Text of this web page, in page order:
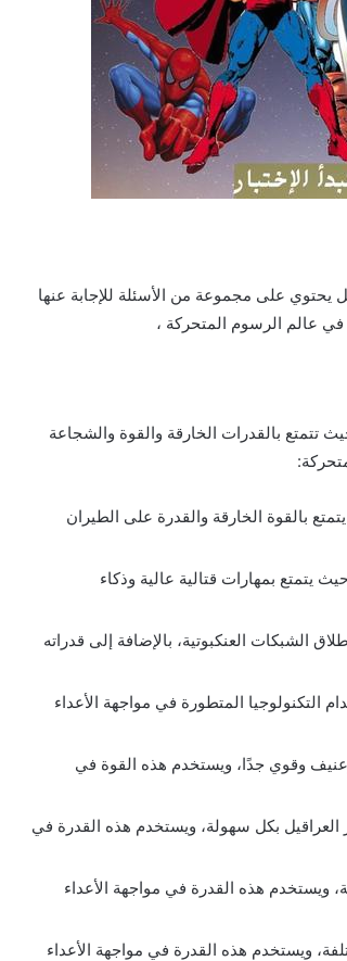
على مجموعة من الأسئلة للإجابة عنها
عالم الرسوم المتحركة ،
بالقدرات الخارقة والقوة والشجاعة
بالقوة الخارقة والقدرة على الطيران
يتمتع بمهارات قتالية عالية وذكاء
الشبكات العنكبوتية، بالإضافة إلى قدراته
التكنولوجيا المتطورة في مواجهة الأعداء
وقوي جدًا، ويستخدم هذه القوة في
بكل سهولة، ويستخدم هذه القدرة في
ويستخدم هذه القدرة في مواجهة الأعداء
مختلفة، ويستخدم هذه القدرة في مواجهة الأعداء